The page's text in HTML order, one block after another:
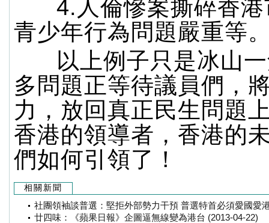
4.人倫慘案撕碎香港
青少年行為問題嚴重等
以上例子只是冰山
多問題正等待議員們，
力，放回真正民生問題
香港的領導者，香港的
們如何引領了！
相關新聞
社團領袖談普選：堅拒外部勢力干預 普選特首必須愛國愛
廿四味：《蘋果日報》企圖逼無線變為港台 (2013-04-22)